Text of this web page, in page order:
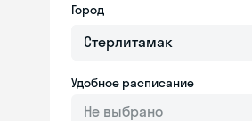
Город
Удобное расписание
Не выбрано